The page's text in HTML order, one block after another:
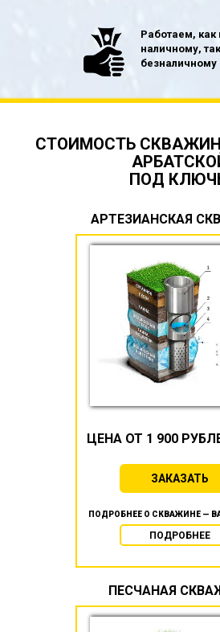
Работаем, как
наличному,
безналичному
СТОИМОСТЬ
ПОД
АРТЕЗИАНСКАЯ
ЦЕНА ОТ 1 900
ЗАКАЗАТЬ
ПОДРОБНЕЕ О СКВАЖИНЕ —
ПОДРОБНЕЕ
ПЕСЧАНАЯ